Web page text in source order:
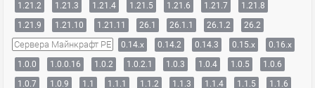
1.21.2
1.21.3 1.21.4 1.21.5 1.21.6 1.21.7
1.21.8
1.21.9
1.21.10 1.21.11 26.1 26.1.1 26.1.2 26.2
Сервера Майнкрафт PE 0.14.x 0.14.2 0.14.3 0.15.x
0.16.x
1.0.0
1.0.0.16 1.0.2 1.0.2.1 1.0.3 1.0.4 1.0.5
1.0.6
1.0.7
1.0.9 1.1 1.1.1 1.1.2 1.1.3 1.1.4 1.1.5
1.1.6